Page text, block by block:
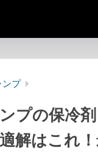
ンプ
ンプの保冷
解はこれ